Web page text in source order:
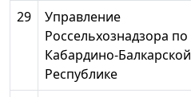
29
Управление
Россельхознадзора по
Кабардино-Балкарской
Республике